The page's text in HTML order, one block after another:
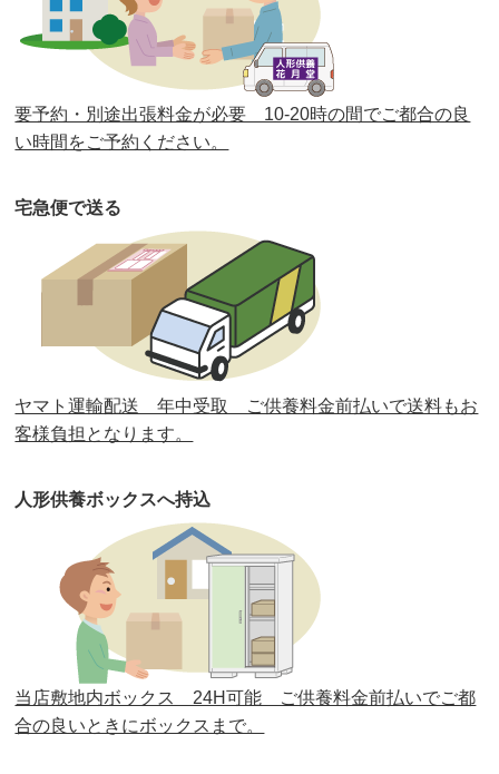
第37回人形供養祭 令和2年6月8日(月)
第36回人形供養祭 令和2年4月16日(木)
第35回人形供養祭令和2年2月13日(木)
第33回人形供養祭
第32回人形供養祭 令和元年6月12日(水)
第31回人形供養祭 平成31年3月13日(水)
第30回人形供養祭平成30年11月28日(水)
第29回人形供養祭平成30年5月23日(水)
第27回人形供養祭平成29年6月14日(水)
第26回人形供養祭平成28年12月15日(木)
第25回人形供養祭 平成28年6月16日(木)
第24回人形供養祭 平成27年11月27日
第23回人形供養祭平成26年12月5日
第22回人形供養祭平成26年4月28日
要予約・別途出張料金が必要 10-20時の間でご都合の良
い時間をご予約ください。
宅急便で送る
ヤマト運輸配送 年中受取 ご供養料金前払いで送料もお
客様負担となります。
人形供養ボックスへ持込
当店敷地内ボックス 24H可能 ご供養料金前払いでご都
合の良いときにボックスまで。